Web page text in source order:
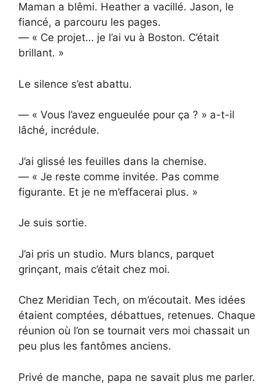
Maman a blêmi. Heather a vacillé. Jason, le
fiancé, a parcouru les pages.
— « Ce projet… je l’ai vu à Boston. C’était
brillant. »
Le silence s’est abattu.
— « Vous l’avez engueulée pour ça ? » a-t-il
lâché, incrédule.
J’ai glissé les feuilles dans la chemise.
— « Je reste comme invitée. Pas comme
figurante. Et je ne m’effacerai plus. »
Je suis sortie.
J’ai pris un studio. Murs blancs, parquet
grinçant, mais c’était chez moi.
Chez Meridian Tech, on m’écoutait. Mes idées
étaient comptées, débattues, retenues. Chaque
réunion où l’on se tournait vers moi chassait un
peu plus les fantômes anciens.
Privé de manche, papa ne savait plus me parler.